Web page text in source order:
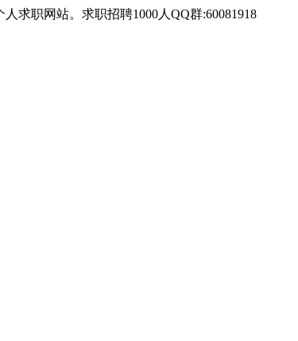
求职网站。求职招聘1000人QQ群:60081918